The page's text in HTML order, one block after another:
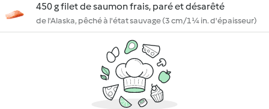
450 g filet de saumon frais, paré et désarêté
de l'Alaska, pêché à l'état sauvage (3 cm/1¼ in. d'épaisseur)